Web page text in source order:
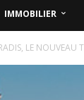
IMMOBILIER
LE NOUVEAU